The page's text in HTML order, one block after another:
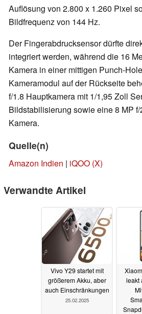
Auflösung von 2.800 x 1.260 Pixel
Bildfrequenz von 144 Hz.
Der Fingerabdrucksensor dürfte
integriert werden, während die 16
Kamera in einer mittigen Punch-
Kameramodul auf der Rückseite
f/1.8 Hauptkamera mit 1/1,95 Zoll
Bildstabilisierung sowie eine 8 MP
Kamera.
Quelle(n)
Amazon Indien | iQOO (X)
Verwandte Artikel
Vivo Y29 startet mit
größerem Akku, aber
auch Einschränkungen
25.02.2025
leakt